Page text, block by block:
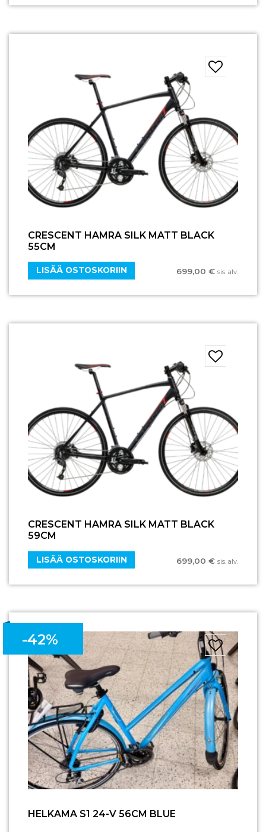
CRESCENT HAMRA SILK MATT BLACK
55CM
699,00 € sis. alv.
LISÄÄ OSTOSKORIIN
CRESCENT HAMRA SILK MATT BLACK
59CM
699,00 € sis. alv.
LISÄÄ OSTOSKORIIN
-42%
HELKAMA S1 24-V 56CM BLUE